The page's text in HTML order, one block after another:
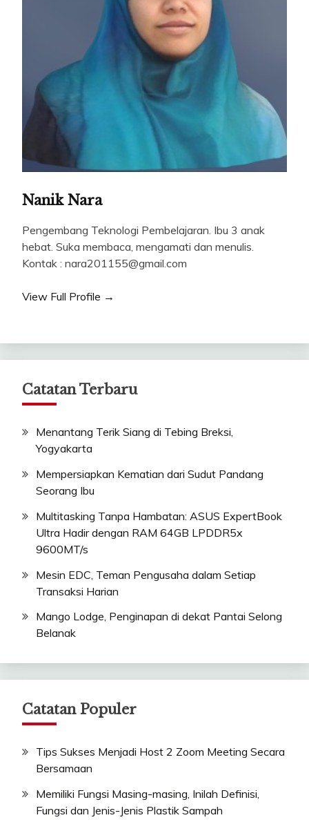
Nanik Nara
Pengembang Teknologi Pembelajaran. Ibu 3 anak
hebat. Suka membaca, mengamati dan menulis.
Kontak : nara201155@gmail.com
View Full Profile →
Catatan Terbaru
Menantang Terik Siang di Tebing Breksi,
Yogyakarta
Mempersiapkan Kematian dari Sudut Pandang
Seorang Ibu
Multitasking Tanpa Hambatan: ASUS ExpertBook
Ultra Hadir dengan RAM 64GB LPDDR5x
9600MT/s
Mesin EDC, Teman Pengusaha dalam Setiap
Transaksi Harian
Mango Lodge, Penginapan di dekat Pantai Selong
Belanak
Catatan Populer
Tips Sukses Menjadi Host 2 Zoom Meeting Secara
Bersamaan
Memiliki Fungsi Masing-masing, Inilah Definisi,
Fungsi dan Jenis-Jenis Plastik Sampah